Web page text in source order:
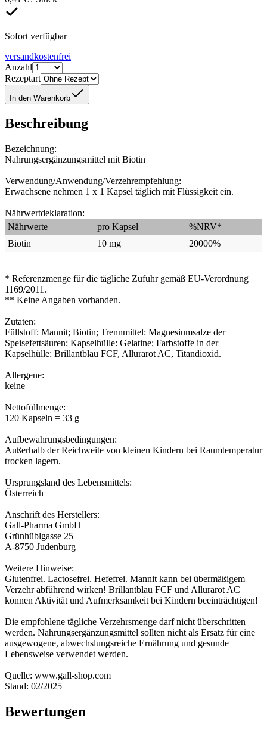
Sofort verfügbar
versandkostenfrei
Anzahl
Rezeptart
In den Warenkorb
Beschreibung
Bezeichnung:
Nahrungsergänzungsmittel mit Biotin
Verwendung/Anwendung/Verzehrempfehlung:
Erwachsene nehmen 1 x 1 Kapsel täglich mit Flüssigkeit ein.
Nährwertdeklaration:
Nährwerte
pro Kapsel
%NRV*
Biotin
10 mg 20000%
* Referenzmenge für die tägliche Zufuhr gemäß EU-Verordnung
1169/2011.
** Keine Angaben vorhanden.
Zutaten:
Füllstoff: Mannit; Biotin; Trennmittel: Magnesiumsalze der
Speisefettsäuren; Kapselhülle: Gelatine; Farbstoffe in der
Kapselhülle: Brillantblau FCF, Allurarot AC, Titandioxid.
Allergene:
keine
Nettofüllmenge:
120 Kapseln = 33 g
Aufbewahrungsbedingungen:
Außerhalb der Reichweite von kleinen Kindern bei Raumtemperatur
trocken lagern.
Ursprungsland des Lebensmittels:
Österreich
Anschrift des Herstellers:
Gall-Pharma GmbH
Grünhüblgasse 25
A-8750 Judenburg
Weitere Hinweise:
Glutenfrei. Lactosefrei. Hefefrei. Mannit kann bei übermäßigem
Verzehr abführend wirken! Brillantblau FCF und Allurarot AC
können Aktivität und Aufmerksamkeit bei Kindern beeinträchtigen!
Die empfohlene tägliche Verzehrsmenge darf nicht überschritten
werden. Nahrungsergänzungsmittel sollten nicht als Ersatz für eine
ausgewogene, abwechslungsreiche Ernährung und gesunde
Lebensweise verwendet werden.
Quelle: www.gall-shop.com
Stand: 02/2025
Bewertungen